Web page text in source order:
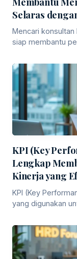
Selaras
Mencari konsultan
siap membantu
KPI (Key
Lengkap
Kinerja yang
KPI (Key
yang digunakan